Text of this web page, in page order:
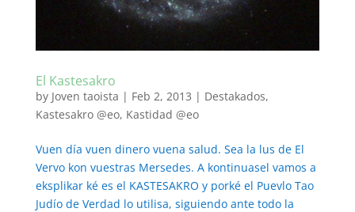
El Kastesakro
by Joven taoista | Feb 2, 2013 | Destakados,
Kastesakro @eo, Kastidad @eo
Vuen día vuen dinero vuena salud. Sea la lus de El
Vervo kon vuestras Mersedes. A kontinuasel vamos a
eksplikar ké es el KASTESAKRO y porké el Puevlo Tao
Judío de Verdad lo utilisa, siguiendo ante todo la